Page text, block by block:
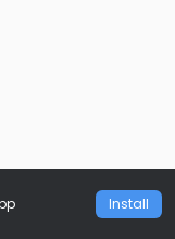
Install